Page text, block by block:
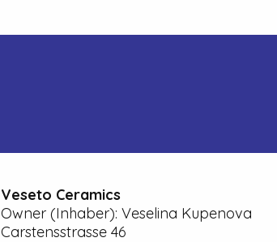
Veseto Ceramics
Owner (Inhaber): Veselina Kupenova
Carstensstrasse 46